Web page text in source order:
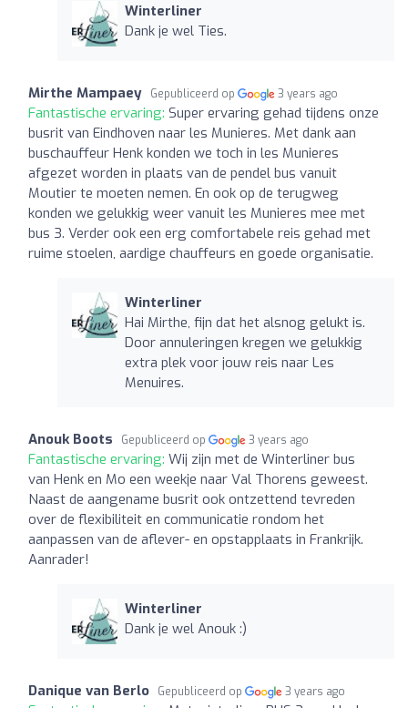
Winterliner
Dank je wel Ties.
Mirthe Mampaey Gepubliceerd op 3 years ago
Fantastische ervaring: Super ervaring gehad tijdens onze
busrit van Eindhoven naar les Munieres. Met dank aan
buschauffeur Henk konden we toch in les Munieres
afgezet worden in plaats van de pendel bus vanuit
Moutier te moeten nemen. En ook op de terugweg
konden we gelukkig weer vanuit les Munieres mee met
bus 3. Verder ook een erg comfortabele reis gehad met
ruime stoelen, aardige chauffeurs en goede organisatie.
Winterliner
Hai Mirthe, fijn dat het alsnog gelukt is.
Door annuleringen kregen we gelukkig
extra plek voor jouw reis naar Les
Menuires.
Anouk Boots Gepubliceerd op 3 years ago
Fantastische ervaring: Wij zijn met de Winterliner bus
van Henk en Mo een weekje naar Val Thorens geweest.
Naast de aangename busrit ook ontzettend tevreden
over de flexibiliteit en communicatie rondom het
aanpassen van de aflever- en opstapplaats in Frankrijk.
Aanrader!
Winterliner
Dank je wel Anouk :)
Danique van Berlo Gepubliceerd op 3 years ago